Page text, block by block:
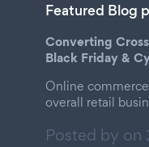
Featured Blog
Converting
Black Friday &
Online
overall retail
Posted by on